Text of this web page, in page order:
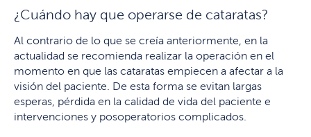
¿Cuándo hay que operarse de cataratas?
Al contrario de lo que se creía anteriormente, en la
actualidad se recomienda realizar la operación en el
momento en que las cataratas empiecen a afectar a la
visión del paciente. De esta forma se evitan largas
esperas, pérdida en la calidad de vida del paciente e
intervenciones y posoperatorios complicados.